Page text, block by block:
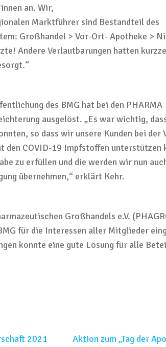
an. Wir,
Marktführer sind Bestandteil des
: Großhandel > Vor-Ort-Apotheke >
Andere Verlautbarungen hatten
.“
des BMG hat bei den PHARMA
ausgelöst. „Es war wichtig,
so dass wir unsere Kunden bei der
den COVID-19 Impfstoffen unterstützen
zu erfüllen und die werden wir nun
übernehmen,“ erklärt Kehr.
Großhandels e.V.
für die Interessen aller Mitglieder
konnte eine gute Lösung für alle
2021
Aktion zum „Tag der